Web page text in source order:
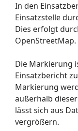
In den
Einsatzstelle
Dies erfolgt
OpenStreetMap.
Die Markierung
Einsatzbericht
Markierung
außerhalb
lässt sich aus
vergrößern.